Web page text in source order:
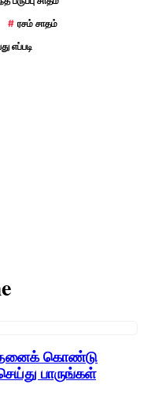
# ரசம் சாதம்
எப்படி
கொண்டு
பாருங்கள்